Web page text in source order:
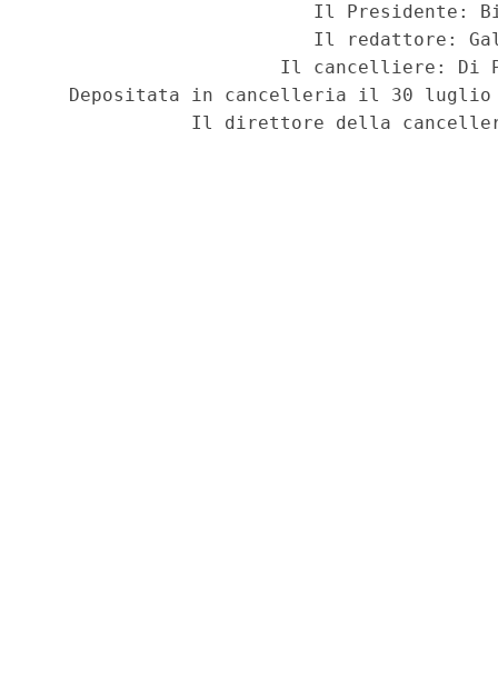
Il Presidente:
Il redattore:
Il cancelliere: Di
Depositata in cancelleria il 30 luglio